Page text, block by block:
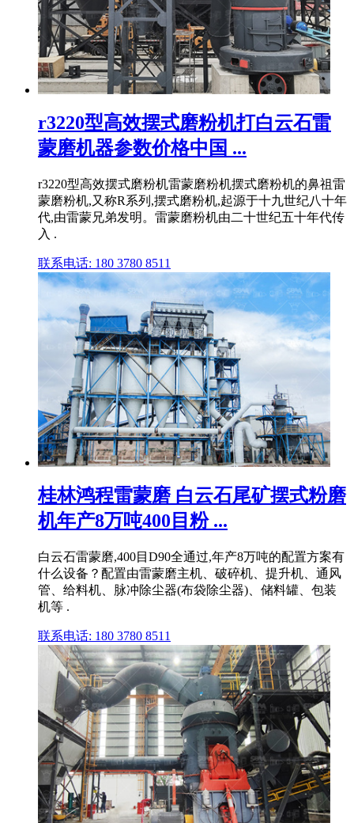
r3220型高效摆式磨粉机打白云石雷
蒙磨机器参数价格中国 ...
r3220型高效摆式磨粉机雷蒙磨粉机摆式磨粉机的鼻祖雷
蒙磨粉机,又称R系列,摆式磨粉机,起源于十九世纪八十年
代,由雷蒙兄弟发明。雷蒙磨粉机由二十世纪五十年代传
入 .
联系电话: 180 3780 8511
桂林鸿程雷蒙磨 白云石尾矿摆式粉磨
机年产8万吨400目粉 ...
白云石雷蒙磨,400目D90全通过,年产8万吨的配置方案有
什么设备？配置由雷蒙磨主机、破碎机、提升机、通风
管、给料机、脉冲除尘器(布袋除尘器)、储料罐、包装
机等 .
联系电话: 180 3780 8511